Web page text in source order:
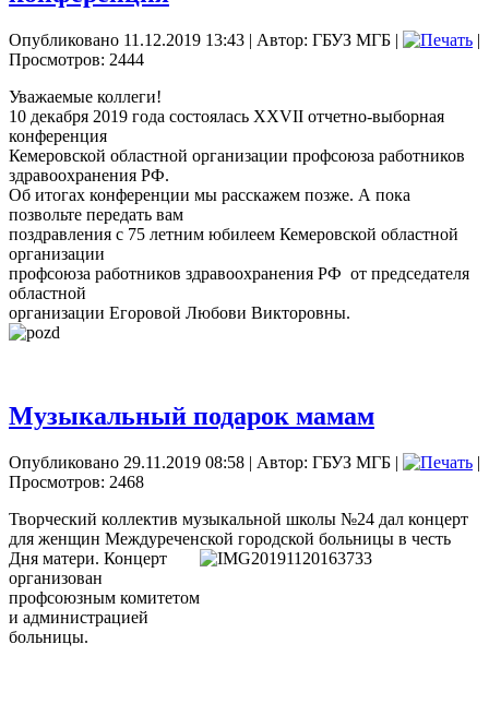
Опубликовано 11.12.2019 13:43 | Автор: ГБУЗ МГБ |
|
Просмотров: 2444
Уважаемые коллеги!
10 декабря 2019 года состоялась XXVII отчетно-выборная
конференция
Кемеровской областной организации профсоюза работников
здравоохранения РФ.
Об итогах конференции мы расскажем позже. А пока
позвольте передать вам
поздравления с 75 летним юбилеем Кемеровской областной
организации
профсоюза работников здравоохранения РФ от председателя
областной
организации Егоровой Любови Викторовны.
Музыкальный подарок мамам
Опубликовано 29.11.2019 08:58 | Автор: ГБУЗ МГБ |
|
Просмотров: 2468
Творческий коллектив музыкальной школы №24 дал концерт
для женщин Междуреченской городской больницы в честь
Дня матери. Концерт
организован
профсоюзным комитетом
и администрацией
больницы.